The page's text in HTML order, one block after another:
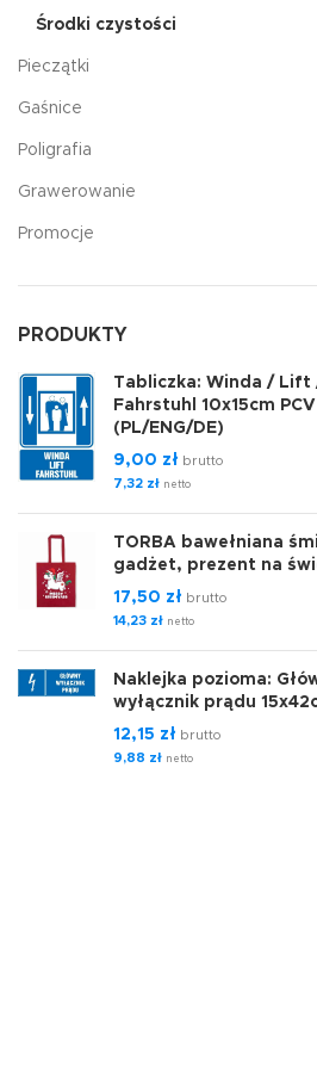
Środki czystości
Pieczątki
Gaśnice
Poligrafia
Grawerowanie
Promocje
PRODUKTY
Tabliczka: Winda / Lift
Fahrstuhl 10x15cm
(PL/ENG/DE)
9,00 zł brutto
7,32 zł netto
TORBA bawełniana
gadżet, prezent na
17,50 zł brutto
14,23 zł netto
Naklejka pozioma:
wyłącznik prądu
12,15 zł brutto
9,88 zł netto